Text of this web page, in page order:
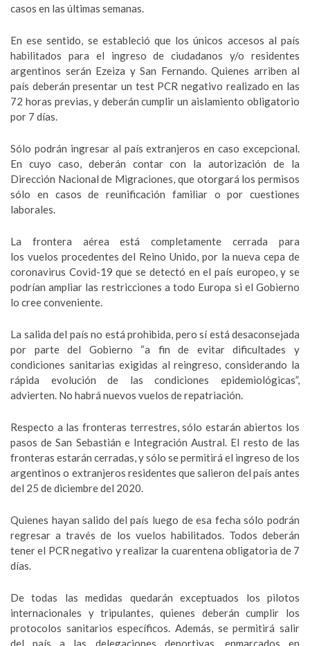
casos en las últimas semanas.
En ese sentido, se estableció que los únicos accesos al país
habilitados para el ingreso de ciudadanos y/o residentes
argentinos serán Ezeiza y San Fernando. Quienes arriben al
país deberán presentar un test PCR negativo realizado en las
72 horas previas, y deberán cumplir un aislamiento obligatorio
por 7 días.
Sólo podrán ingresar al país extranjeros en caso excepcional.
En cuyo caso, deberán contar con la autorización de la
Dirección Nacional de Migraciones, que otorgará los permisos
sólo en casos de reunificación familiar o por cuestiones
laborales.
La frontera aérea está completamente cerrada para
los vuelos procedentes del Reino Unido, por la nueva cepa de
coronavirus Covid-19 que se detectó en el país europeo, y se
podrían ampliar las restricciones a todo Europa si el Gobierno
lo cree conveniente.
La salida del país no está prohibida, pero sí está desaconsejada
por parte del Gobierno “a fin de evitar dificultades y
condiciones sanitarias exigidas al reingreso, considerando la
rápida evolución de las condiciones epidemiológicas”,
advierten. No habrá nuevos vuelos de repatriación.
Respecto a las fronteras terrestres, sólo estarán abiertos los
pasos de San Sebastián e Integración Austral. El resto de las
fronteras estarán cerradas, y sólo se permitirá el ingreso de los
argentinos o extranjeros residentes que salieron del país antes
del 25 de diciembre del 2020.
Quienes hayan salido del país luego de esa fecha sólo podrán
regresar a través de los vuelos habilitados. Todos deberán
tener el PCR negativo y realizar la cuarentena obligatoria de 7
días.
De todas las medidas quedarán exceptuados los pilotos
internacionales y tripulantes, quienes deberán cumplir los
protocolos sanitarios específicos. Además, se permitirá salir
del país a las delegaciones deportivas, enmarcados en